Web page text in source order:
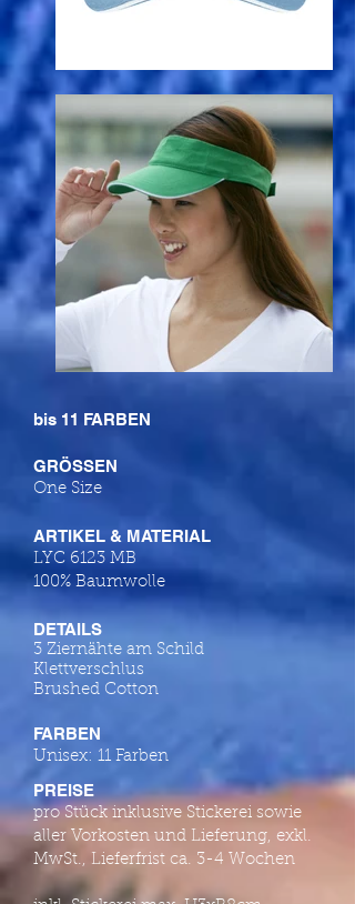
bis 11 FARBEN
GRÖSSEN
One Size
ARTIKEL & MATERIAL
LYC 6123 MB
100% Baumwolle
DETAILS
3 Ziernähte am Schild
Klettverschlus
Brushed Cotton
FARBEN
Unisex: 11 Farben
PREISE
pro Stück inklusive Stickerei sowie
aller Vorkosten und Lieferung, exkl.
MwSt., Lieferfrist ca. 3-4 Wochen